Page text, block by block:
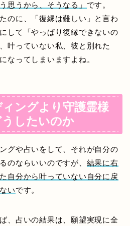
思うから、そうなる」 です。
のに、「復縁は難しい」と言わ
して「やっぱり復縁できないの
叶っていない私、彼と別れた
なってしまいますよね。
ングより守護霊様
したいのか
グや占いをして、それが自分の
のならいいのですが、 結果に右
自分から叶っていない自分に戻
いです。
、占いの結果は、願望実現に全